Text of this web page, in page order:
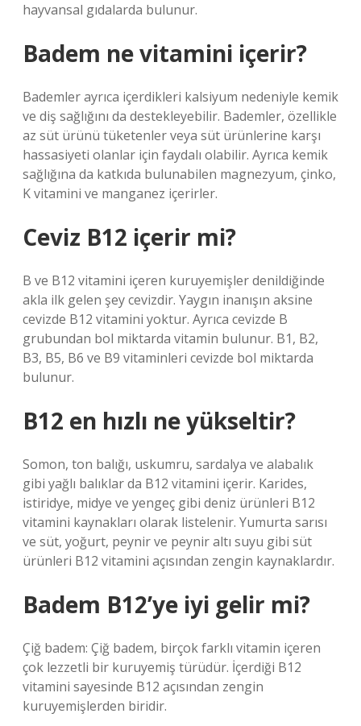
hayvansal gıdalarda bulunur.
Badem ne vitamini içerir?
Bademler ayrıca içerdikleri kalsiyum nedeniyle kemik
ve diş sağlığını da destekleyebilir. Bademler, özellikle
az süt ürünü tüketenler veya süt ürünlerine karşı
hassasiyeti olanlar için faydalı olabilir. Ayrıca kemik
sağlığına da katkıda bulunabilen magnezyum, çinko,
K vitamini ve manganez içerirler.
Ceviz B12 içerir mi?
B ve B12 vitamini içeren kuruyemişler denildiğinde
akla ilk gelen şey cevizdir. Yaygın inanışın aksine
cevizde B12 vitamini yoktur. Ayrıca cevizde B
grubundan bol miktarda vitamin bulunur. B1, B2,
B3, B5, B6 ve B9 vitaminleri cevizde bol miktarda
bulunur.
B12 en hızlı ne yükseltir?
Somon, ton balığı, uskumru, sardalya ve alabalık
gibi yağlı balıklar da B12 vitamini içerir. Karides,
istiridye, midye ve yengeç gibi deniz ürünleri B12
vitamini kaynakları olarak listelenir. Yumurta sarısı
ve süt, yoğurt, peynir ve peynir altı suyu gibi süt
ürünleri B12 vitamini açısından zengin kaynaklardır.
Badem B12’ye iyi gelir mi?
Çiğ badem: Çiğ badem, birçok farklı vitamin içeren
çok lezzetli bir kuruyemiş türüdür. İçerdiği B12
vitamini sayesinde B12 açısından zengin
kuruyemişlerden biridir.